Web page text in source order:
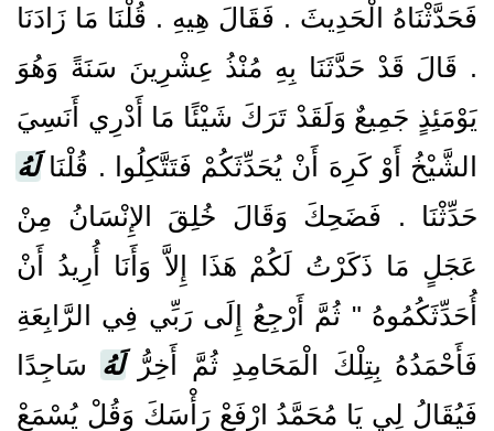
فَحَدَّثْنَاهُ الْحَدِيثَ ‏.‏ فَقَالَ هِيهِ ‏.‏ قُلْنَا مَا زَادَنَا
‏.‏ قَالَ قَدْ حَدَّثَنَا بِهِ مُنْذُ عِشْرِينَ سَنَةً وَهُوَ
يَوْمَئِذٍ جَمِيعٌ وَلَقَدْ تَرَكَ شَيْئًا مَا أَدْرِي أَنَسِيَ
الشَّيْخُ أَوْ كَرِهَ أَنْ يُحَدِّثَكُمْ فَتَتَّكِلُوا ‏.‏ قُلْنَالَهُ
حَدِّثْنَا ‏.‏ فَضَحِكَ وَقَالَ خُلِقَ الإِنْسَانُ مِنْ
عَجَلٍ مَا ذَكَرْتُ لَكُمْ هَذَا إِلاَّ وَأَنَا أُرِيدُ أَنْ
أُحَدِّثَكُمُوهُ ‏"‏ ثُمَّ أَرْجِعُ إِلَى رَبِّي فِي الرَّابِعَةِ
فَأَحْمَدُهُ بِتِلْكَ الْمَحَامِدِ ثُمَّ أَخِرُّلَهُ سَاجِدًا
فَيُقَالُ لِي يَا مُحَمَّدُ ارْفَعْ رَأْسَكَ وَقُلْ يُسْمَعْ